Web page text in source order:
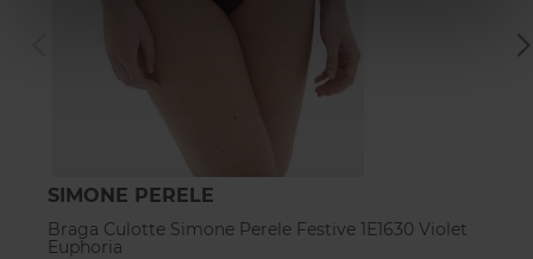
SIMONE PERELE
Braga Culotte Simone Perele Festive 1E1630 Violet
Euphoria